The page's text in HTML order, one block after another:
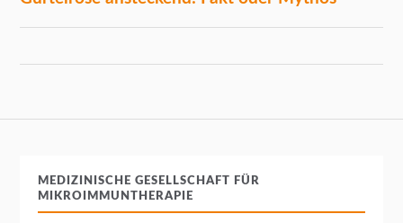
MEDIZINISCHE GESELLSCHAFT FÜR
MIKROIMMUNTHERAPIE